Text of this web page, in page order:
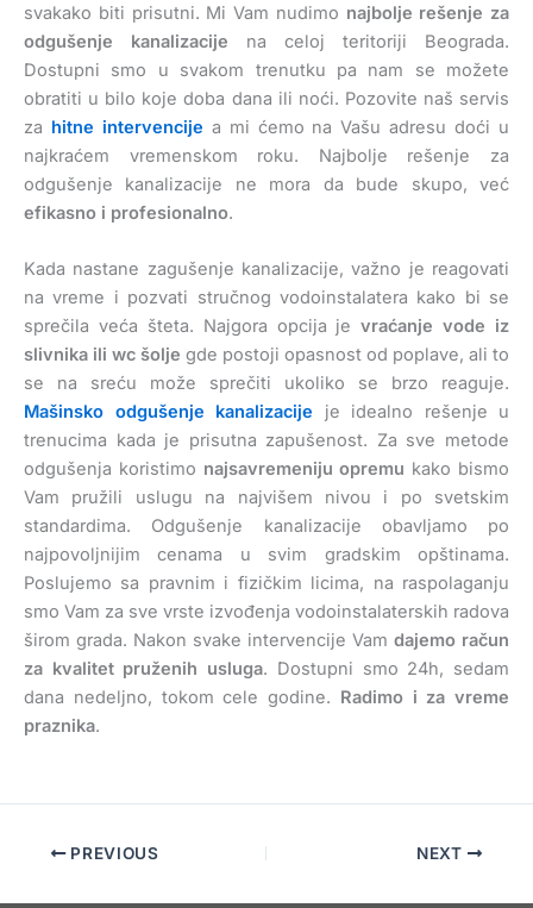
svakako biti prisutni. Mi Vam nudimo najbolje rešenje za
odgušenje kanalizacije na celoj teritoriji Beograda.
Dostupni smo u svakom trenutku pa nam se možete
obratiti u bilo koje doba dana ili noći. Pozovite naš servis
za hitne intervencije a mi ćemo na Vašu adresu doći u
najkraćem vremenskom roku. Najbolje rešenje za
odgušenje kanalizacije ne mora da bude skupo, već
efikasno i profesionalno.
Kada nastane zagušenje kanalizacije, važno je reagovati
na vreme i pozvati stručnog vodoinstalatera kako bi se
sprečila veća šteta. Najgora opcija jevraćanje vode iz
slivnika ili wc šolje gde postoji opasnost od poplave, ali to
se na sreću može sprečiti ukoliko se brzo reaguje.
Mašinsko odgušenje kanalizacije je idealno rešenje u
trenucima kada je prisutna zapušenost. Za sve metode
odgušenja koristimo najsavremeniju opremu kako bismo
Vam pružili uslugu na najvišem nivou i po svetskim
standardima. Odgušenje kanalizacije obavljamo po
najpovoljnijim cenama u svim gradskim opštinama.
Poslujemo sa pravnim i fizičkim licima, na raspolaganju
smo Vam za sve vrste izvođenja vodoinstalaterskih radova
širom grada. Nakon svake intervencije Vam dajemo račun
za kvalitet pruženih usluga. Dostupni smo 24h, sedam
dana nedeljno, tokom cele godine. Radimo i za vreme
praznika.
PREVIOUS NEXT